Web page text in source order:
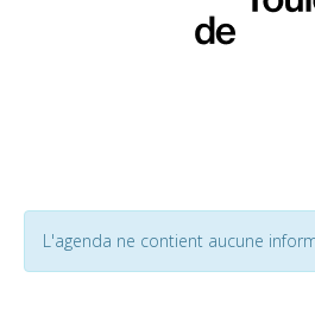
L'agenda ne contient aucune